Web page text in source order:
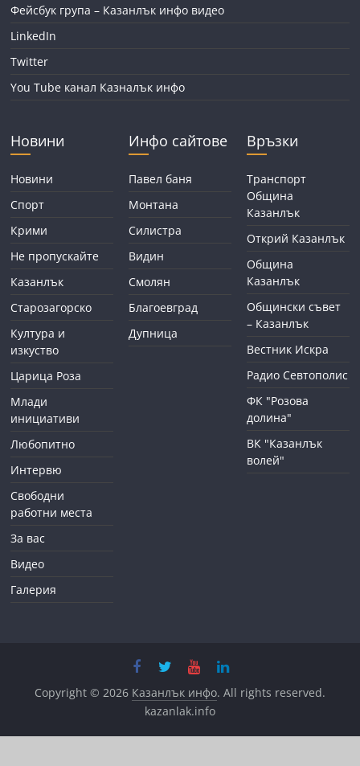
Фейсбук група – Казанлък инфо видео
LinkedIn
Twitter
You Tube канал Казналък инфо
Новини
Новини
Спорт
Крими
Не пропускайте
Казанлък
Старозагорско
Култура и
изкуство
Царица Роза
Млади
инициативи
Любопитно
Интервю
Свободни
работни места
За вас
Видео
Галерия
Инфо сайтове
Павел баня
Монтана
Силистра
Видин
Смолян
Благоевград
Дупница
Връзки
Транспорт
Община
Казанлък
Открий Казанлък
Община
Казанлък
Общински съвет
– Казанлък
Вестник Искра
Радио Севтополис
ФК "Розова
долина"
ВК "Казанлък
волей"
Copyright © 2026 Казанлък инфо. All rights reserved.
kazanlak.info